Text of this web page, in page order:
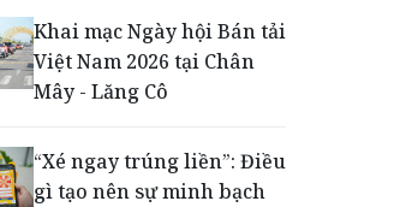
toán thưởng vượt kế
hoạch
lập nghiệp của người trẻ
toàn cầu
Khai mạc Ngày hội Bán tải
Việt Nam 2026 tại Chân
Mây - Lăng Cô
“Xé ngay trúng liền”: Điều
gì tạo nên sự minh bạch